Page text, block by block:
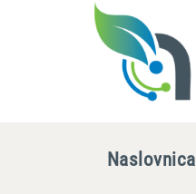
Naslovnica